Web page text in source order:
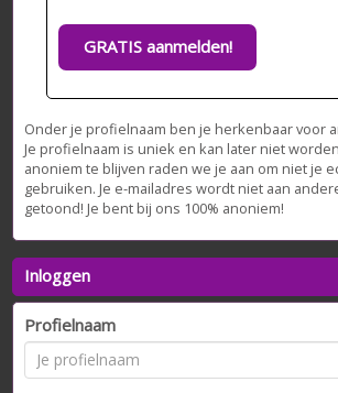
GRATIS aanmelden!
Onder je profielnaam ben je herkenbaar voor
Je profielnaam is uniek en kan later niet
anoniem te blijven raden we je aan om niet je
gebruiken. Je e-mailadres wordt niet aan
getoond! Je bent bij ons 100% anoniem!
Inloggen
Profielnaam